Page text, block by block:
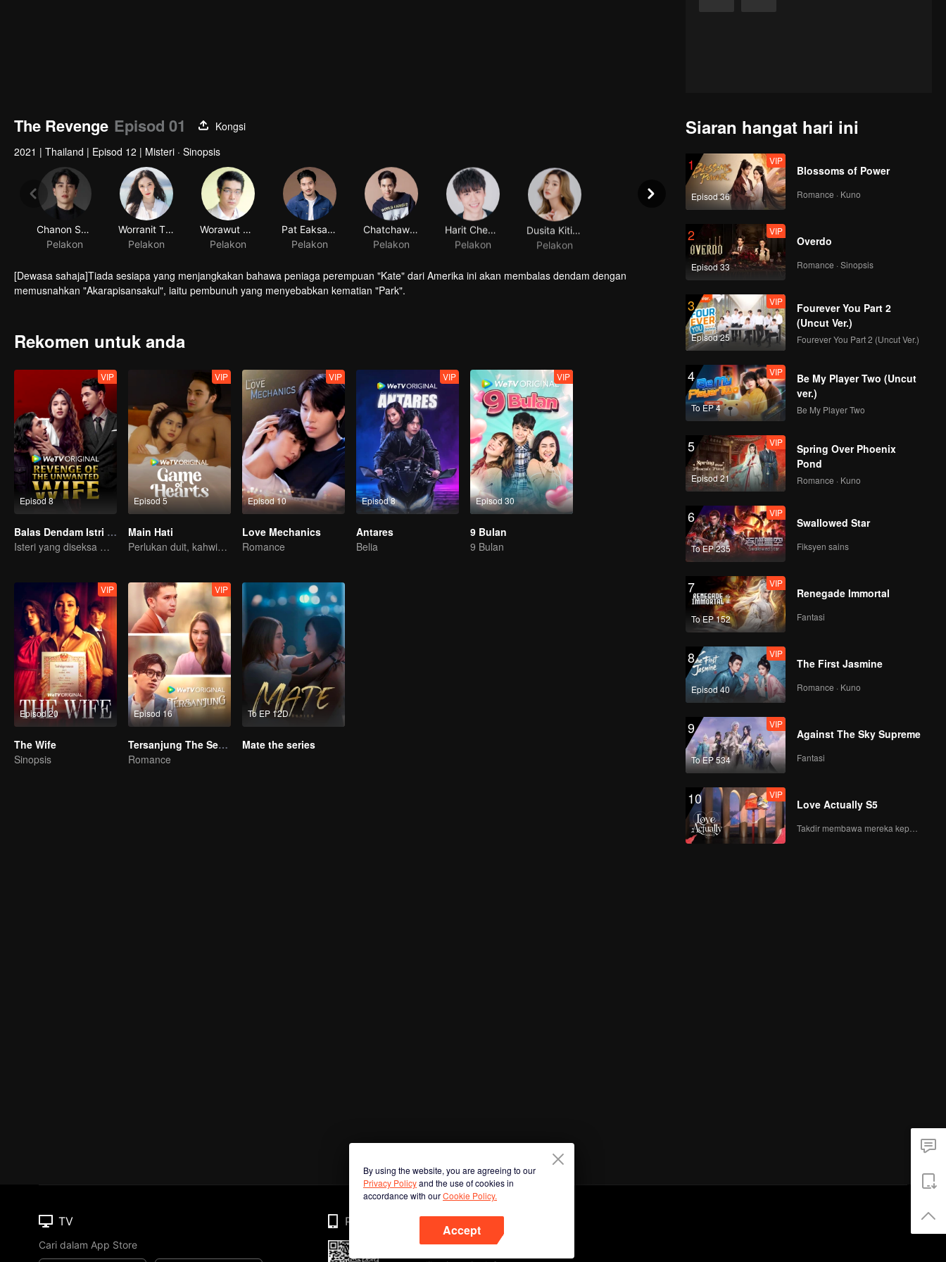
The Revenge Episod 01
Kongsi
2021 | Thailand | Episod 12 | Misteri · Sinopsis
Chanon Santinatornkul
Pelakon
Worranit Thawornwong
Pelakon
Worawut Niyomsup
Pelakon
Pat Eaksangkul
Pelakon
Chatchawit Techarukpong
Pelakon
Harit Cheewagaroon
Pelakon
Pelakon
[Dewasa sahaja]Tiada sesiapa yang menjangkakan bahawa peniaga perempuan "Kate" dari Amerika ini akan membalas dendam dengan
memusnahkan "Akarapisansakul", iaitu pembunuh yang menyebabkan kematian "Park".
Rekomen untuk anda
Episod 8
VIP
Balas Dendam Istri yang Tak Dianggap
Isteri yang diseksa mungkin diam, tetapi dendam tidak pernah tidur
Episod 5
VIP
Main Hati
Perlukan duit, kahwin kontrak penyelesaiannya?
Episod 10
VIP
Love Mechanics
Romance
Episod 8
VIP
Antares
Belia
Episod 30
VIP
9 Bulan
9 Bulan
Episod 20
VIP
The Wife
Sinopsis
Episod 16
VIP
Tersanjung The Series
Romance
To EP 12D
Mate the series
Siaran hangat hari ini
1
Episod 36
VIP
Blossoms of Power
Romance · Kuno
2
Episod 33
VIP
Overdo
Romance · Sinopsis
3
Episod 25
VIP
Fourever You Part 2
(Uncut Ver.)
Fourever You Part 2 (Uncut Ver.)
4
To EP 4
VIP
Be My Player Two (Uncut
ver.)
Be My Player Two
5
Episod 21
VIP
Spring Over Phoenix
Pond
Romance · Kuno
6
To EP 235
VIP
Swallowed Star
Fiksyen sains
7
To EP 152
VIP
Renegade Immortal
Fantasi
8
Episod 40
VIP
The First Jasmine
Romance · Kuno
9
To EP 534
VIP
Against The Sky Supreme
Fantasi
10 VIP
Love Actually S5
Takdir membawa mereka kepada cinta yang tulus!
By using the website, you are agreeing to our
Privacy Policyand the use of cookies in
accordance with ourCookie Policy.
Accept
TV
Cari dalam App Store
Phone